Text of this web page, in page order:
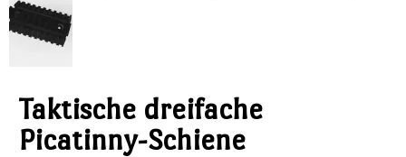
Taktische dreifache
Picatinny-Schiene